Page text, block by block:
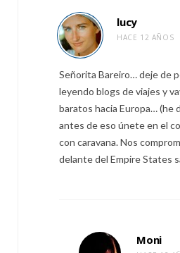
lucy
HACE 12 AÑOS
Señorita Bareiro… deje de
leyendo blogs de viajes y
baratos hacia Europa… (he
antes de eso únete en el
con caravana. Nos
delante del Empire States
Moni